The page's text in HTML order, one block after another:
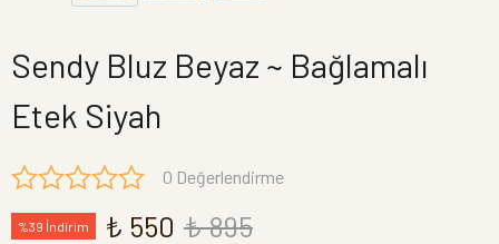
Sendy Bluz Beyaz ~ Bağlamalı
Etek Siyah
0 Değerlendirme
%39 İndirim ₺ 550 ₺ 895